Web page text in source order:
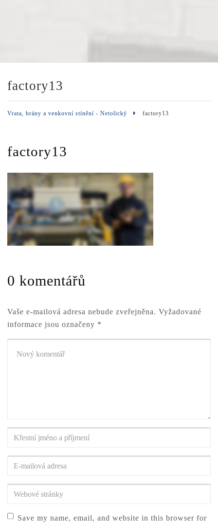
factory13
Vrata, brány a venkovní stínění - Netolický factory13
factory13
0 komentářů
Vaše e-mailová adresa nebude zveřejněna. Vyžadované
informace jsou označeny *
komentář*
Křestní
a
příjmení*
adresa*
Save my name, email, and website in this browser for